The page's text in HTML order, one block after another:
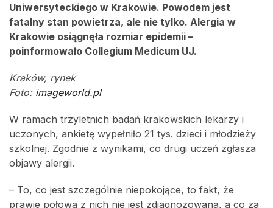
Uniwersyteckiego w Krakowie. Powodem jest
fatalny stan powietrza, ale nie tylko. Alergia w
Krakowie osiągnęła rozmiar epidemii –
poinformowało Collegium Medicum UJ.
Kraków, rynek
Foto: imageworld.pl
W ramach trzyletnich badań krakowskich lekarzy i
uczonych, ankietę wypełniło 21 tys. dzieci i młodzieży
szkolnej. Zgodnie z wynikami, co drugi uczeń zgłasza
objawy alergii.
– To, co jest szczególnie niepokojące, to fakt, że
prawie połowa z nich nie jest zdiagnozowana, a co za